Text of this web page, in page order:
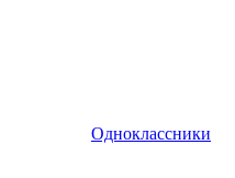
Одноклассники